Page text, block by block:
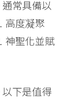
常具備以
高度凝聚
神聖化並賦
下是值得